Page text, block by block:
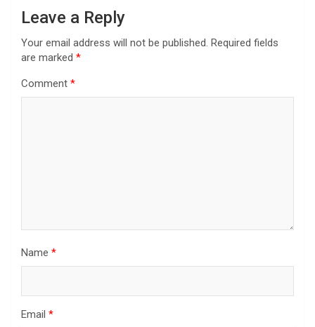
Leave a Reply
Your email address will not be published. Required fields
are marked *
Comment *
Name *
Email *